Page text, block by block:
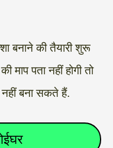
बनाने की तैयारी शुरू
पता नहीं होगी तो
बना सकते हैं.